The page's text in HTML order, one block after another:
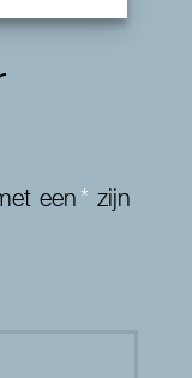
een* zijn